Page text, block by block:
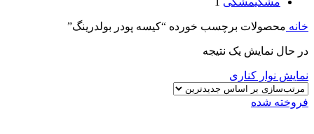
خانه محصولات برچسب خورده “کیسه پودر بولدرینگ”
در حال نمایش یک نتیجه
نمایش نوار کناری
فروخته شده